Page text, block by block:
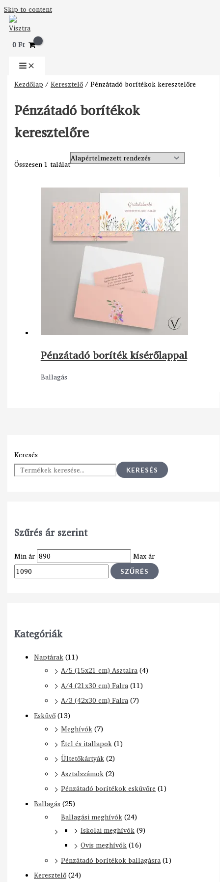
Skip to content
0Ft
Keresés
KERESÉS
Szűrés ár szerint
Min ár Max ár
SZŰRÉS
Kategóriák
Naptárak(11)
A/5 (15x21 cm) Asztalra(4)
A/4 (21x30 cm) Falra(11)
A/3 (42x30 cm) Falra(7)
Esküvő(13)
Meghívók(7)
Étel és itallapok(1)
Ültetőkártyák(2)
Asztalszámok(2)
Pénzátadó borítékok esküvőre (1)
Ballagás (25)
Ballagási meghívók(24)
Iskolai meghívók(9)
Ovis meghívók(16)
Pénzátadó borítékok ballagásra(1)
Keresztelő(24)
Kezdőlap /Keresztelő/ Pénzátadó borítékok keresztelőre
Pénzátadó borítékok
keresztelőre
Összesen 1 találat
Pénzátadó boríték kísérőlappal
Ballagás